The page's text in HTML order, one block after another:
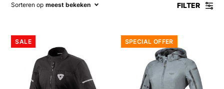
Sorteren op meest bekeken FILTER
SALE SPECIAL OFFER